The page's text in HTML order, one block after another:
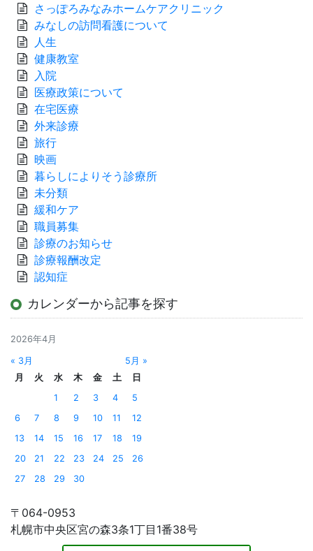
さっぽろみなみホームケアクリニック
みなしの訪問看護について
人生
健康教室
入院
医療政策について
在宅医療
外来診療
旅行
映画
暮らしによりそう診療所
未分類
緩和ケア
職員募集
診療のお知らせ
診療報酬改定
認知症
カレンダーから記事を探す
2026年4月
« 3月
5月 »
月
火 水 木 金 土
日
1
2 3 4
5
6
7 8 9 10 11
12
13
14 15 16 17 18
19
20
21 22 23 24 25
26
27
28 29 30
〒064-0953
札幌市中央区宮の森3条1丁目1番38号